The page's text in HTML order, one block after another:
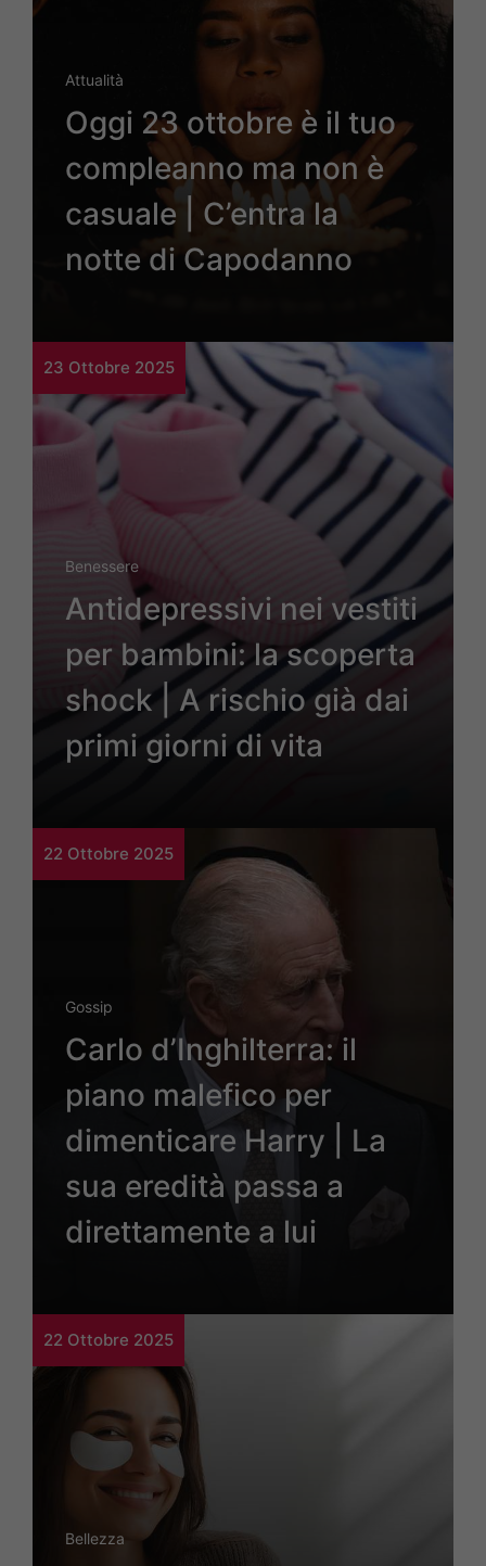
Attualità
Oggi 23 ottobre è il tuo
compleanno ma non è
casuale | C’entra la
notte di Capodanno
23 Ottobre 2025
Benessere
Antidepressivi nei vestiti
per bambini: la scoperta
shock | A rischio già dai
primi giorni di vita
22 Ottobre 2025
Gossip
Carlo d’Inghilterra: il
piano malefico per
dimenticare Harry | La
sua eredità passa a
direttamente a lui
22 Ottobre 2025
Bellezza